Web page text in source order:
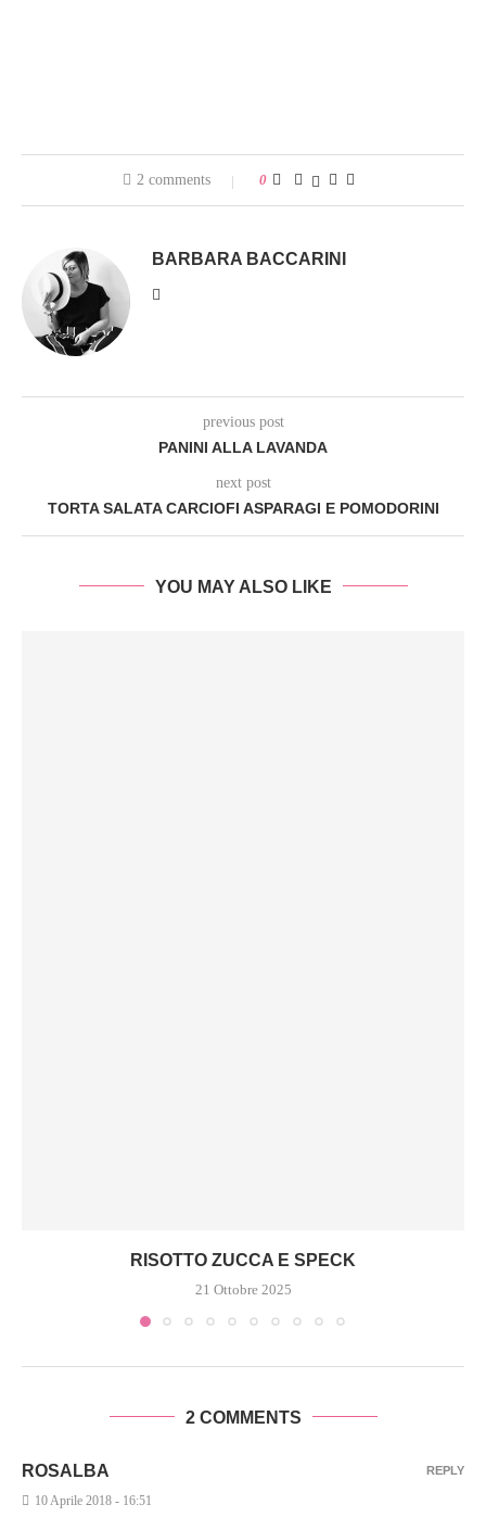
2 comments 0
BARBARA BACCARINI
previous post
PANINI ALLA LAVANDA
next post
TORTA SALATA CARCIOFI ASPARAGI E POMODORINI
YOU MAY ALSO LIKE
RISOTTO ZUCCA E SPECK
21 Ottobre 2025
2 COMMENTS
ROSALBA
10 Aprile 2018 - 16:51
REPLY